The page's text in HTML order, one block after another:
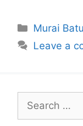
Categories
Murai Batu
Leave a
for: